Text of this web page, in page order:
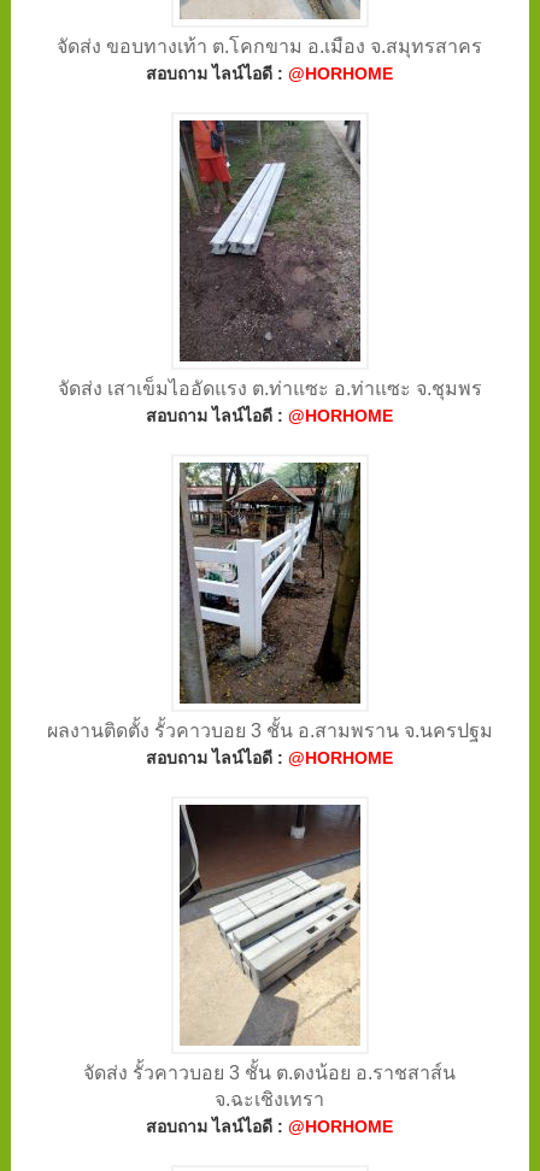
จัดส่ง ขอบทางเท้า ต.โคกขาม อ.เมือง จ.สมุทรสาคร
สอบถาม ไลน์ไอดี :@HORHOME
จัดส่ง เสาเข็มไออัดแรง ต.ท่าแซะ อ.ท่าแซะ จ.ชุมพร
สอบถาม ไลน์ไอดี :@HORHOME
ผลงานติดตั้ง รั้วคาวบอย 3 ชั้น อ.สามพราน จ.นครปฐม
สอบถาม ไลน์ไอดี :@HORHOME
จัดส่ง รั้วคาวบอย 3 ชั้น ต.ดงน้อย อ.ราชสาส์น
จ.ฉะเชิงเทรา
สอบถาม ไลน์ไอดี :@HORHOME